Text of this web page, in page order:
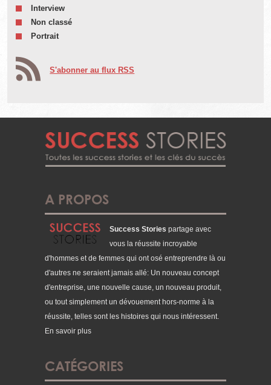
Interview
Non classé
Portrait
S'abonner au flux RSS
A PROPOS
Success Stories partage avec
vous la réussite incroyable
d'hommes et de femmes qui ont osé entreprendre là ou
d'autres ne seraient jamais allé: Un nouveau concept
d'entreprise, une nouvelle cause, un nouveau produit,
ou tout simplement un dévouement hors-norme à la
réussite, telles sont les histoires qui nous intéressent.
En savoir plus
CATÉGORIES